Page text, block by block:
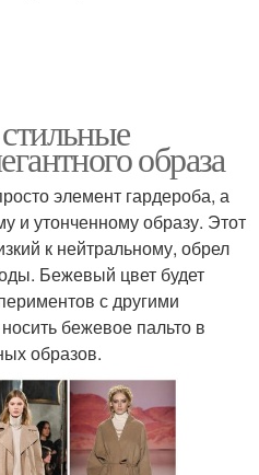
образа
элемент гардероба, а
и утонченному образу. Этот
к нейтральному, обрел
Бежевый цвет будет
с другими
бежевое пальто в
образов.